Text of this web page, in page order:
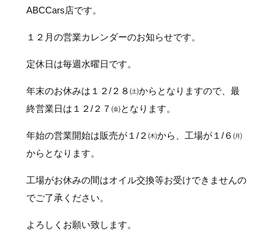
ABCCars店です。
１２月の営業カレンダーのお知らせです。
定休日は毎週水曜日です。
年末のお休みは１２/２８㈯からとなりますので、最
終営業日は１２/２７㈮となります。
年始の営業開始は販売が１/２㈭から、工場が１/６㈪
からとなります。
工場がお休みの間はオイル交換等お受けできませんの
でご了承ください。
よろしくお願い致します。